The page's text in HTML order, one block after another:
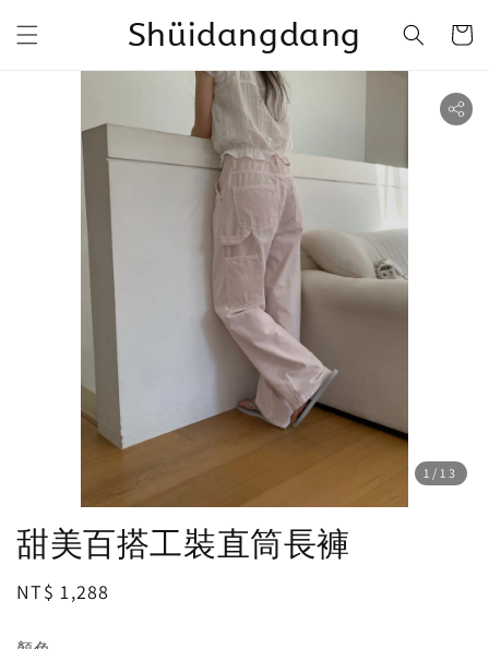
Shüidangdang
1 /13
甜美百搭工裝直筒長褲
Regular
NT$ 1,288